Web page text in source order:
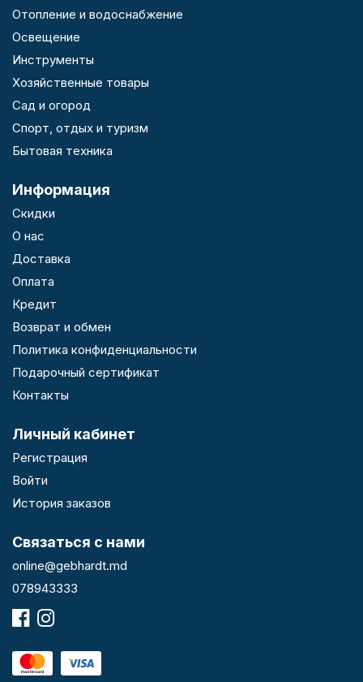
Отопление и водоснабжение
Освещение
Инструменты
Хозяйственные товары
Сад и огород
Спорт, отдых и туризм
Бытовая техника
Информация
Скидки
О нас
Доставка
Оплата
Кредит
Возврат и обмен
Политика конфиденциальности
Подарочный сертификат
Контакты
Личный кабинет
Регистрация
Войти
История заказов
Связаться с нами
online@gebhardt.md
078943333